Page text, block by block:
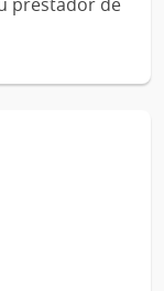
prestador de